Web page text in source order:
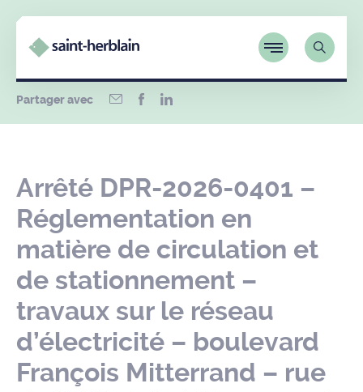
Partager avec
Arrêté DPR-2026-0401 –
Réglementation en
matière de circulation et
de stationnement –
travaux sur le réseau
d’électricité – boulevard
François Mitterrand – rue